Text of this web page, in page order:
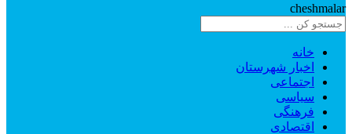
cheshmalar
خانه
اخبار شهرستان
اجتماعی
سیاسی
فرهنگی
اقتصادی